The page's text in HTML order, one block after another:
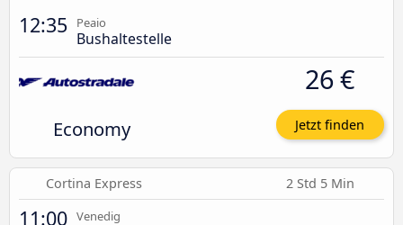
12:35 Peaio
Bushaltestelle
Economy
26 €
Jetzt finden
Cortina Express 2 Std 5 Min
11:00 Venedig